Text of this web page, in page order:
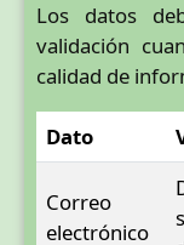
Los datos
validación
calidad de
Dato
Correo
electrónico